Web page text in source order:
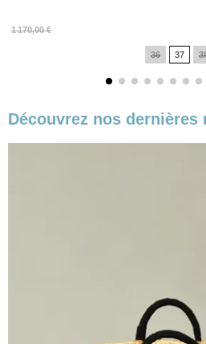
1 170,00 €
Prix
36 37
Découvrez nos dernières